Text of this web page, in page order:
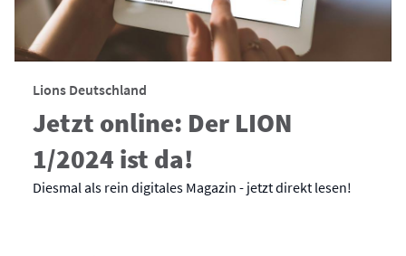
Lions Deutschland
Jetzt online: Der LION
1/2024 ist da!
Diesmal als rein digitales Magazin - jetzt direkt lesen!